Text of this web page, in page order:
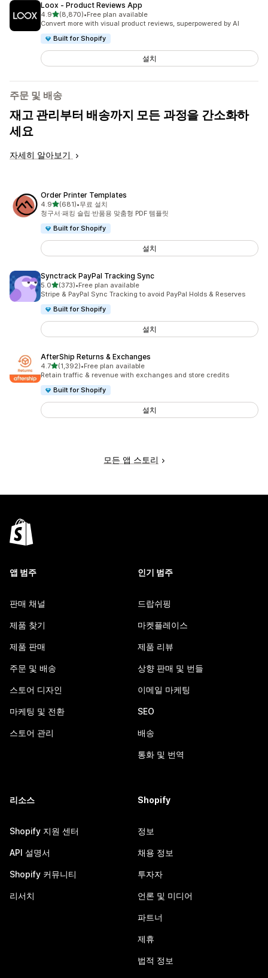
Loox ‑ Product Reviews App
4.9별 5개 중
(8,870)
총 리뷰 8870개
•Free plan available
Convert more with visual product reviews, superpowered by AI
Built for Shopify
설치
주문 및 배송
재고 관리부터 배송까지 모든 과정을 간소화하
세요
자세히 알아보기
Order Printer Templates
4.9별 5개 중
(681)
총 리뷰 681개
•무료 설치
청구서·패킹 슬립·반품용 맞춤형 PDF 템플릿
Built for Shopify
설치
Synctrack PayPal Tracking Sync
5.0별 5개 중
(373)
총 리뷰 373개
•Free plan available
Stripe & PayPal Sync Tracking to avoid PayPal Holds & Reserves
Built for Shopify
설치
AfterShip Returns & Exchanges
4.7별 5개 중
(1,392)
총 리뷰 1392개
•Free plan available
Retain traffic & revenue with exchanges and store credits
Built for Shopify
설치
모든 앱 스토리
앱 범주
판매 채널
제품 찾기
제품 판매
주문 및 배송
스토어 디자인
마케팅 및 전환
스토어 관리
인기 범주
드랍쉬핑
마켓플레이스
제품 리뷰
상향 판매 및 번들
이메일 마케팅
SEO
배송
통화 및 번역
리소스
Shopify 지원 센터
API 설명서
Shopify 커뮤니티
리서치
Shopify
정보
채용 정보
투자자
언론 및 미디어
파트너
제휴
법적 정보